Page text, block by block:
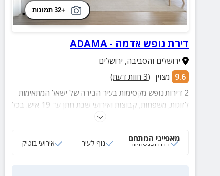
+32 תמונות
דירת נופש אדמה - ADAMA
ירושלים והסביבה, ירושלים
9.6 מצוין (
3 חוות דעת)
2 דירות נופש מקסימות בעיר הבירה של ישאל המתאימות
לזוגות, משפחות, קבוצות ואירועי שבת חתן עד 19 איש. בכל
דירה תיהנו ממיטות יהודית נוחות, חדרי שינה מרווחים,
מאפייני המתחם
דירה ופנטהאוז נוף לעיר אירועי בוטיק